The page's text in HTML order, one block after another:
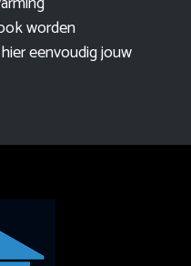
worden
eenvoudigjouw